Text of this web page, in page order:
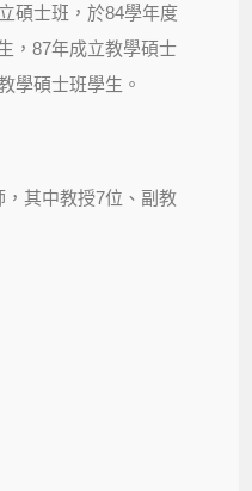
碩士班，於84學年度
，87年成立教學碩士
學碩士班學生。
其中教授7位、副教